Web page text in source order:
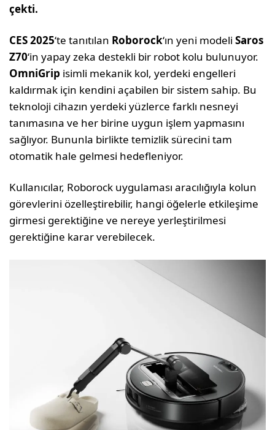
çekti.
CES 2025‘te tanıtılan Roborock‘ın yeni modeliSaros
Z70‘in yapay zeka destekli bir robot kolu bulunuyor.
OmniGrip isimli mekanik kol, yerdeki engelleri
kaldırmak için kendini açabilen bir sistem sahip. Bu
teknoloji cihazın yerdeki yüzlerce farklı nesneyi
tanımasına ve her birine uygun işlem yapmasını
sağlıyor. Bununla birlikte temizlik sürecini tam
otomatik hale gelmesi hedefleniyor.
Kullanıcılar, Roborock uygulaması aracılığıyla kolun
görevlerini özelleştirebilir, hangi öğelerle etkileşime
girmesi gerektiğine ve nereye yerleştirilmesi
gerektiğine karar verebilecek.